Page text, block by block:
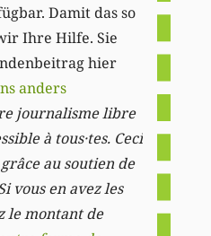
Damit das so
Ihre Hilfe. Sie
hier
anders
journalisme libre
à tous·tes. Ceci
au soutien de
vous en avez les
le montant de